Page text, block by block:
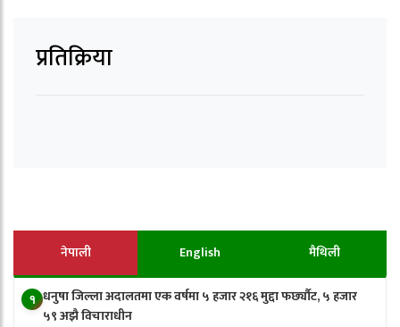
प्रतिक्रिया
नेपाली English मैथिली
१ धनुषा जिल्ला अदालतमा एक वर्षमा ५ हजार २१६ मुद्दा फर्छ्यौट, ५ हजार
५९ अझै विचाराधीन